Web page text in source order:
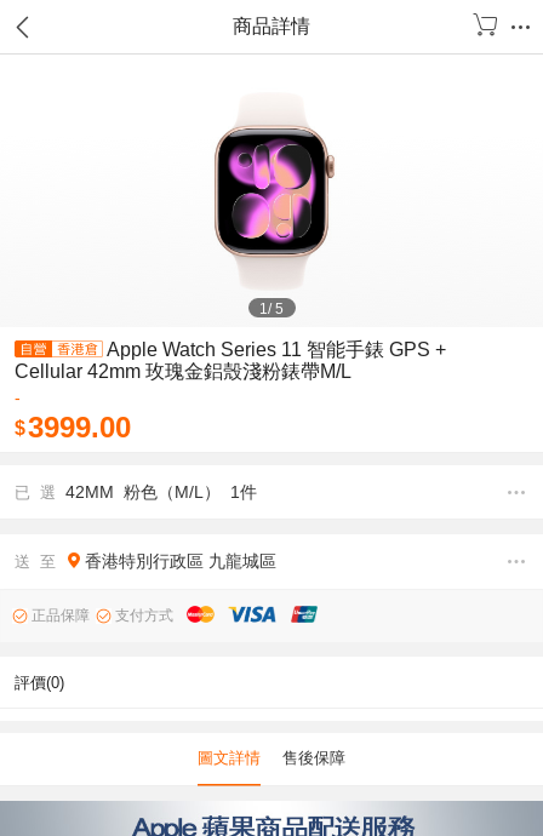
商品詳情
1/5
Apple Watch Series 11 智能手錶 GPS +
Cellular 42mm 玫瑰金鋁殼淺粉錶帶M/L
-
$3999.00
已 選 42MM 粉色（M/L） 1件
送 至 香港特別行政區 九龍城區
正品保障 支付方式
評價(0)
圖文詳情 售後保障